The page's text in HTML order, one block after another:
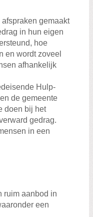
gemaakt
in hun eigen
hoe
en wordt zoveel
afhankelijk
Hulp-
de gemeente
doen bij het
gedrag.
in een
ruim aanbod in
een